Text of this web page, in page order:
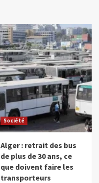
Société
Alger : retrait des bus
de plus de 30 ans, ce
que doivent faire les
transporteurs